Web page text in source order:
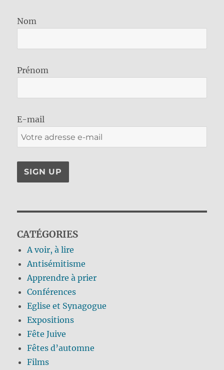
Nom
Prénom
E-mail
CATÉGORIES
A voir, à lire
Antisémitisme
Apprendre à prier
Conférences
Eglise et Synagogue
Expositions
Fête Juive
Fêtes d’automne
Films